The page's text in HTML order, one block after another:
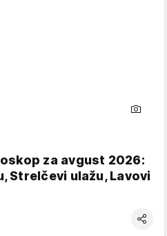
za avgust 2026:
Strelčevi ulažu, Lavovi